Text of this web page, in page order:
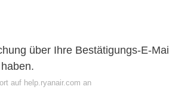
über Ihre Bestätigungs-E-Mail
auf help.ryanair.com an